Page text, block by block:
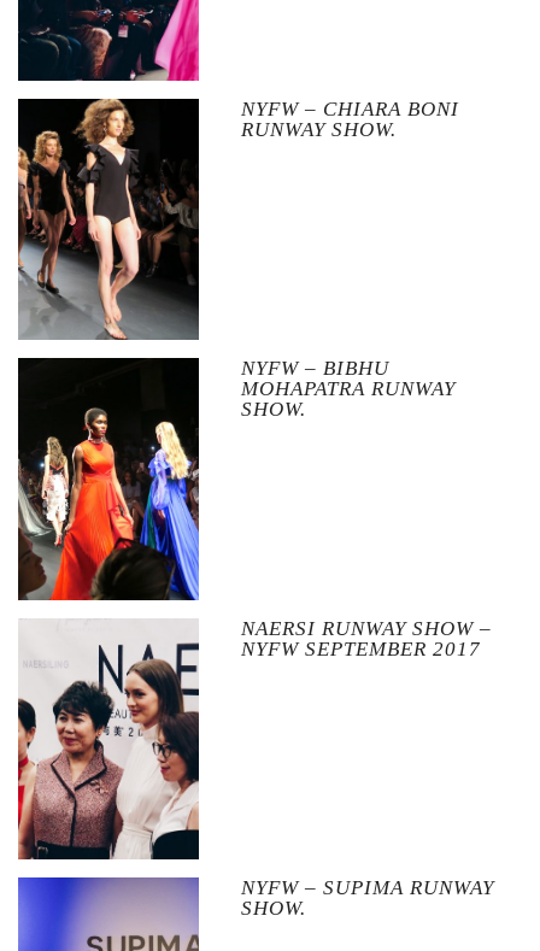
NYFW – CHIARA BONI
RUNWAY SHOW.
NYFW – BIBHU
MOHAPATRA RUNWAY
SHOW.
NAERSI RUNWAY SHOW –
NYFW SEPTEMBER 2017
NYFW – SUPIMA RUNWAY
SHOW.